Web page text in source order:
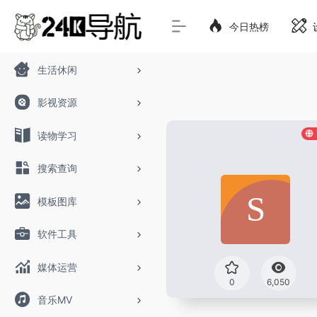
生活休闲
影视资源
读物学习
搜索查询
模板图库
软件工具
媒体运营
音乐MV
今日热榜
0 6,050